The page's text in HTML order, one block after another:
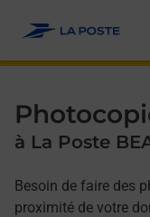
à La Poste
Besoin de faire des
proximité de votre